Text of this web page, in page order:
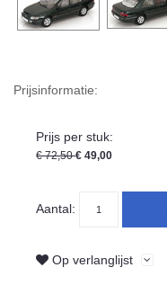
Prijsinformatie:
Prijs per stuk:
€ 72,50€ 49,00
Aantal:
Op verlanglijst